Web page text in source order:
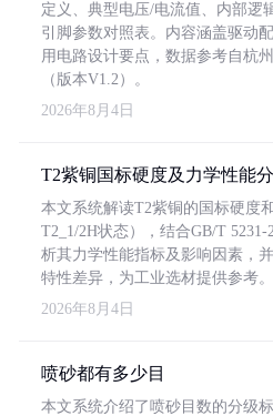
定义、典型电压/电流值、内部逻
引脚参数对照表。内容涵盖驱动
用电路设计要点，数据参考自杭
（版本V1.2）。
2026年8月4日
T2紫铜国标硬度及力学性能
本文系统解读T2紫铜的国标硬度
T2_1/2H状态），结合GB/T
析其力学性能指标及影响因素，
特性差异，为工业选材提供参考。
2026年8月4日
喷砂都有多少目
本文系统介绍了喷砂目数的分级